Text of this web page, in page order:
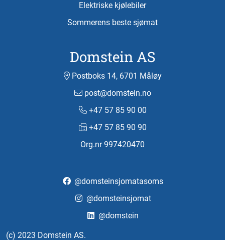
(c) 2023 Domstein AS.
Elektriske kjølebiler
Sommerens beste sjømat
Domstein AS
Postboks 14, 6701 Måløy
post@domstein.no
+47 57 85 90 00
+47 57 85 90 90
Org.nr 997420470
@domsteinsjomatasoms
@domsteinsjomat
@domstein